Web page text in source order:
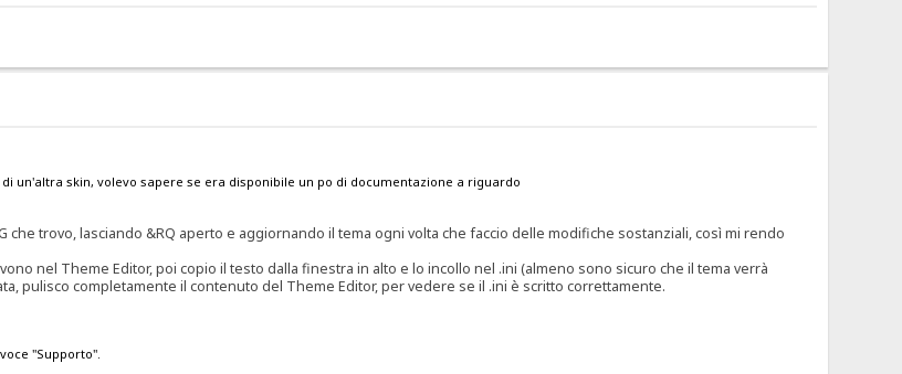
un'altra skin, volevo sapere se era disponibile un po di documentazione a riguardo
trovo, lasciando &RQ aperto e aggiornando il tema ogni volta che faccio delle modifiche sostanziali, così mi rendo
nel Theme Editor, poi copio il testo dalla finestra in alto e lo incollo nel .ini (almeno sono sicuro che il tema verrà
pulisco completamente il contenuto del Theme Editor, per vedere se il .ini è scritto correttamente.
"Supporto".